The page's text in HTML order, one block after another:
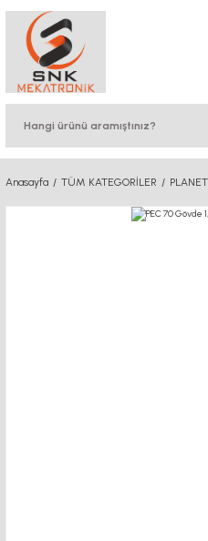
Anasayfa TÜM KATEGORİLER